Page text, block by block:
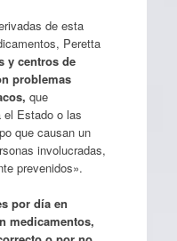
de esta
Peretta
y centros de
problemas
que
el Estado o las
que causan un
involucradas,
prevenidos».
por día en
medicamentos,